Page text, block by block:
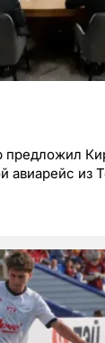
авиарейс из